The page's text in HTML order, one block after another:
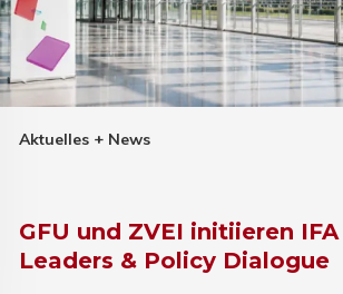
Aktuelles + News
GFU und ZVEI initiieren IFA
Leaders & Policy Dialogue